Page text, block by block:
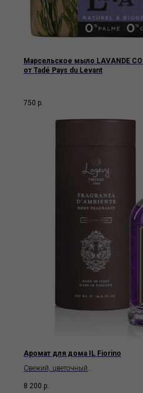
Марсельское мыло LAVANDE
от Tadé Pays du Levant
750 р.
Аромат для дома IL Fiorino
Свежий, цветочный
8 200 р.